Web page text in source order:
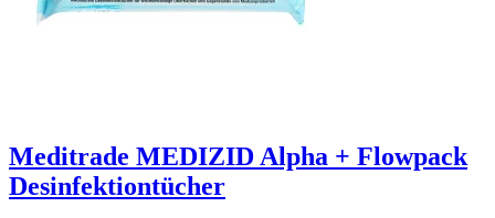
Meditrade MEDIZID Alpha + Flowpack
Desinfektiontücher